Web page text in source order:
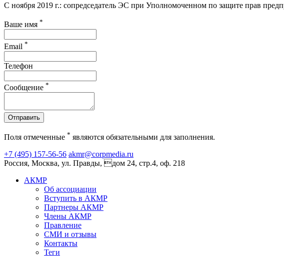
С ноября 2019 г.: сопредседатель ЭС при Уполномоченном по защите прав
Ваше имя *
Email *
Телефон
Сообщение *
Отправить
Поля отмеченные * являются обязательными для заполнения.
+7 (495) 157-56-56 akmr@corpmedia.ru
Россия, Москва, ул. Правды, дом 24, стр.4, оф. 218
АКМР
Об ассоциации
Вступить в АКМР
Партнеры АКМР
Члены АКМР
Правление
СМИ и отзывы
Контакты
Теги